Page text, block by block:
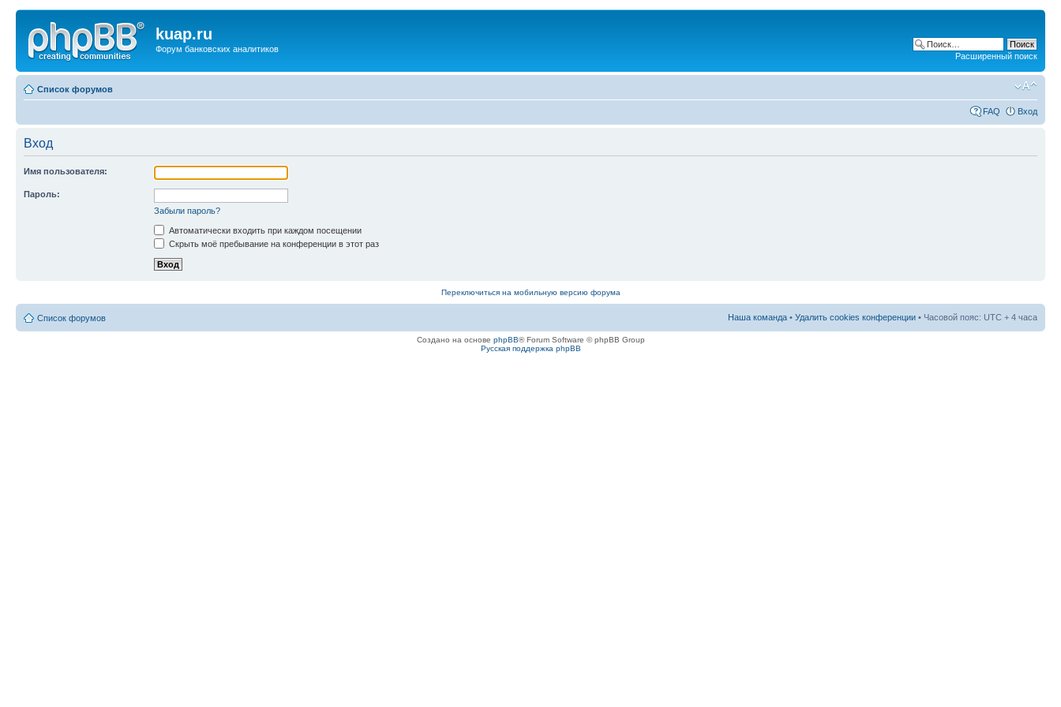
kuap.ru
Форум банковских аналитиков
Расширенный поиск
Список форумов
FAQ Вход
Вход
Имя пользователя:
Пароль:
Забыли пароль?
Автоматически входить при каждом посещении
Скрыть моё пребывание на конференции в этот раз
Переключиться на мобильную версию форума
Список форумов Наша команда • Удалить cookies конференции • Часовой пояс: UTC + 4 часа
Создано на основе phpBB® Forum Software © phpBB Group
Русская поддержка phpBB